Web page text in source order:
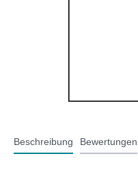
Beschreibung Bewertungen